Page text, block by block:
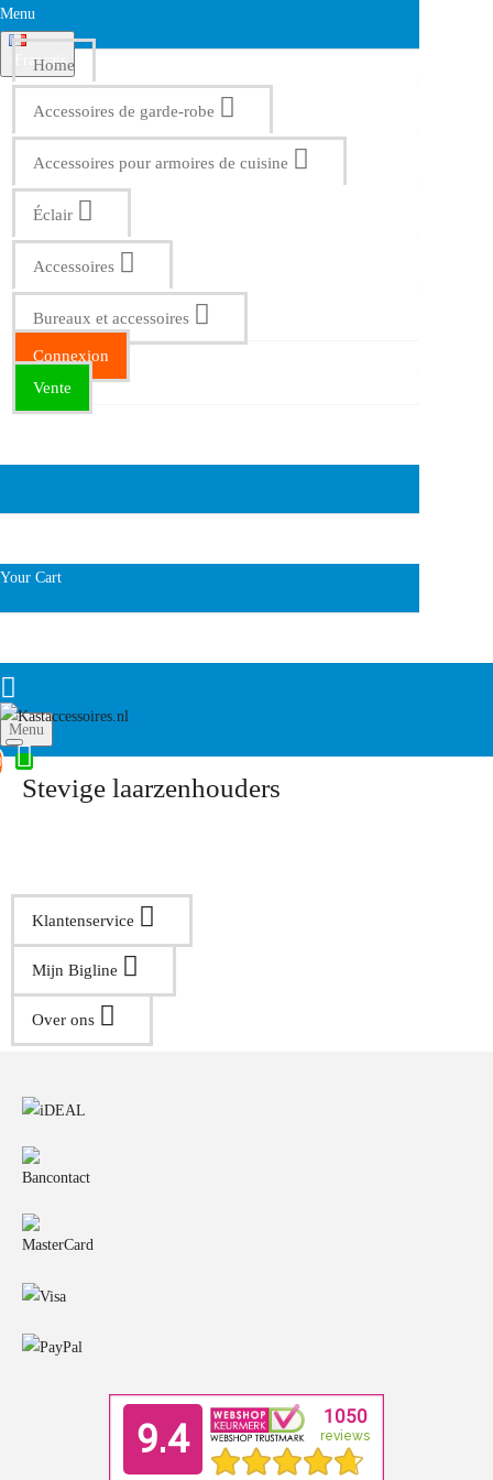
Menu
Français
Home
Accessoires de garde-robe
Accessoires pour armoires de cuisine
Éclair
Accessoires
Bureaux et accessoires
Connexion
Vente
Your Cart
Menu
Stevige laarzenhouders
Klantenservice
Mijn Bigline
Over ons